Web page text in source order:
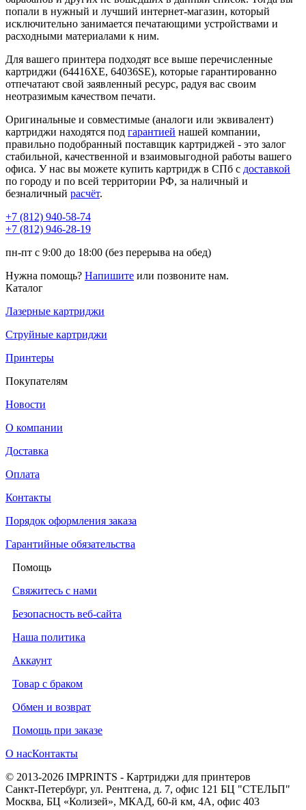
попали в нужный и лучший интернет-магазин, который
исключительно занимается печатающими устройствами и
расходными материалами к ним.
Для вашего принтера подходят все выше перечисленные
картриджи (64416XE, 64036SE), которые гарантированно
отпечатают свой заявленный ресурс, радуя вас своим
неотразимым качеством печати.
Оригинальные и совместимые (аналоги или эквивалент)
картриджи находятся под гарантией нашей компании,
правильно подобранный поставщик картриджей - это залог
стабильной, качественной и взаимовыгодной работы вашего
офиса. У нас вы можете купить картридж в СПб с доставкой
по городу и по всей территории РФ, за наличный и
безналичный расчёт.
+7 (812) 940-58-74
+7 (812) 946-28-19
пн-пт с 9:00 до 18:00 (без перерыва на обед)
Нужна помощь? Напишите или позвоните нам.
Каталог
Лазерные картриджи
Струйные картриджи
Принтеры
Покупателям
Новости
О компании
Доставка
Оплата
Контакты
Порядок оформления заказа
Гарантийные обязательства
Помощь
Свяжитесь с нами
Безопасность веб-сайта
Наша политика
Аккаунт
Товар с браком
Обмен и возврат
Помощь при заказе
О насКонтакты
© 2013-2026 IMPRINTS - Картриджи для принтеров
Санкт-Петербург, ул. Рентгена, д. 7, офис 121 БЦ "СТЕЛЬП"
Москва, БЦ «Колизей», МКАД, 60-й км, 4А, офис 403